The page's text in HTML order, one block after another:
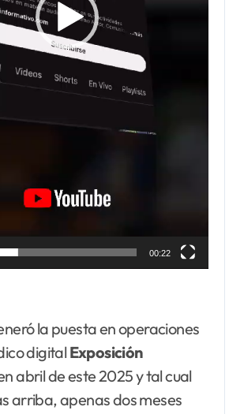
00:22
la puesta en operaciones
digitalExposición
abril de este 2025 y tal cual
arriba, apenas dos meses